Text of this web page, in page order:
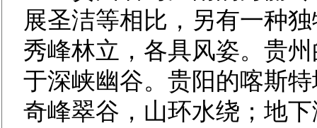
展圣洁等相比，另有一种
秀峰林立，各具风姿。贵
于深峡幽谷。贵阳的喀斯
奇峰翠谷，山环水绕；地